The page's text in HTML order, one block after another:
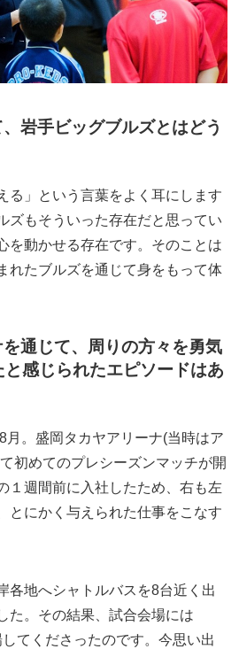
岩手ビッグブルズとはどう
る」という言葉をよく耳にします
ズもそういった存在だと思ってい
を動かせる存在です。そのことは
れたブルズを通じて身をもって体
を通じて、周りの方々を勇気
感じられたエピソードはあ
月。盛岡タカヤアリーナ(当時はア
初めてのプレシーズンマッチが開
１週間前に入社したため、右も左
とにかく与えられた仕事をこなす
各地へシャトルバスを8台近く出
た。その結果、試合会場には
てくださったのです。今思い出